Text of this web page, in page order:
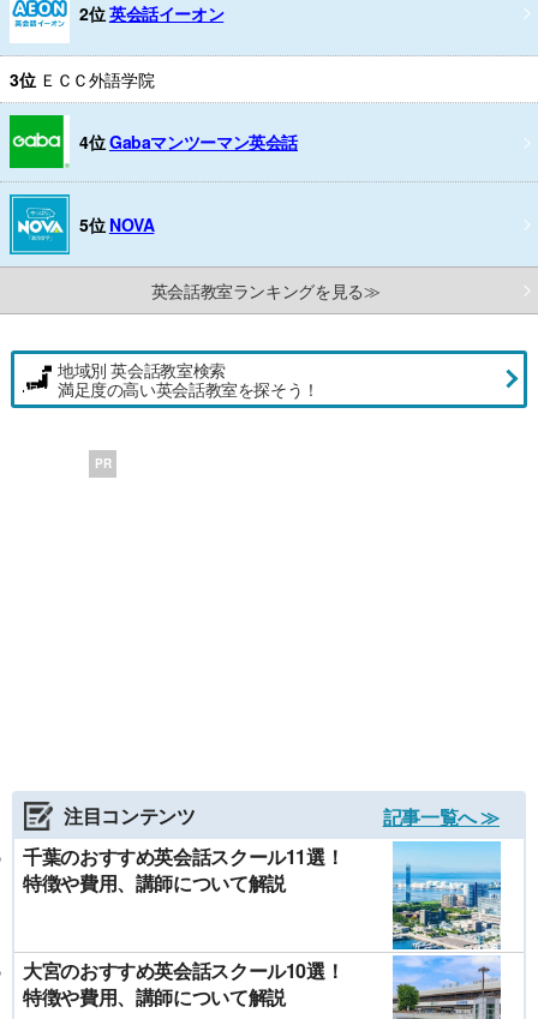
2位英会話イーオン
3位 ＥＣＣ外語学院
4位Gabaマンツーマン英会話
5位 NOVA
英会話教室ランキングを見る≫
地域別 英会話教室検索
満足度の高い英会話教室を探そう！
PR
注目コンテンツ
記事一覧へ ≫
千葉のおすすめ英会話スクール11選！
特徴や費用、講師について解説
大宮のおすすめ英会話スクール10選！
特徴や費用、講師について解説